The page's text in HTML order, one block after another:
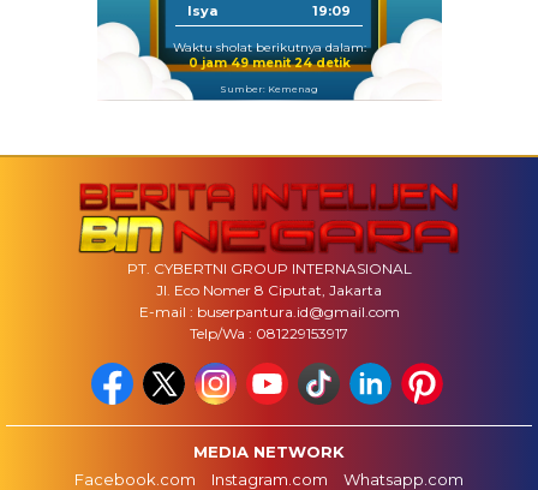
Isya 19:09
Waktu sholat berikutnya dalam:
0 jam 49 menit 22 detik
Sumber: Kemenag
PT. CYBERTNI GROUP INTERNASIONAL
Jl. Eco Nomer 8 Ciputat, Jakarta
E-mail : buserpantura.id@gmail.com
Telp/Wa : 081229153917
MEDIA NETWORK
Facebook.com
Instagram.com
Whatsapp.com